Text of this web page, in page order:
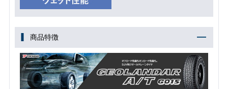
商品特徴